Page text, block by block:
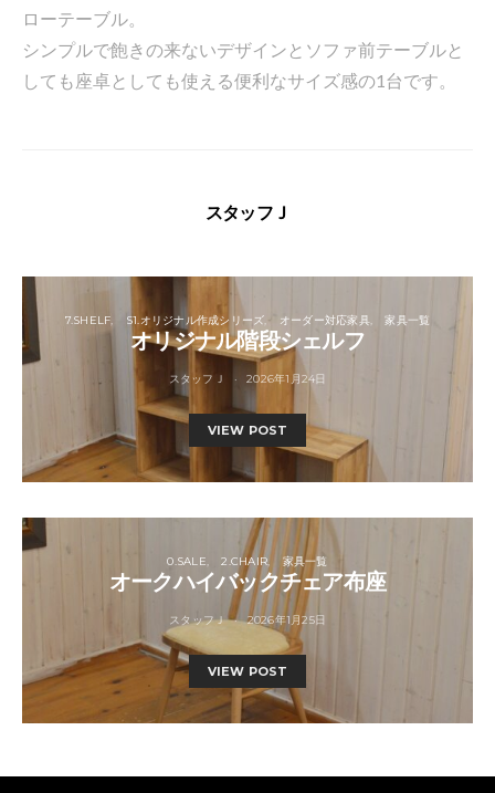
ローテーブル。
シンプルで飽きの来ないデザインとソファ前テーブルと
しても座卓としても使える便利なサイズ感の1台です。
スタッフＪ
7.SHELF S1.オリジナル作成シリーズ オーダー対応家具 家具一覧
オリジナル階段シェルフ
スタッフＪ 2026年1月24日
VIEW POST
0.SALE 2.CHAIR 家具一覧
オークハイバックチェア布座
スタッフＪ 2026年1月25日
VIEW POST